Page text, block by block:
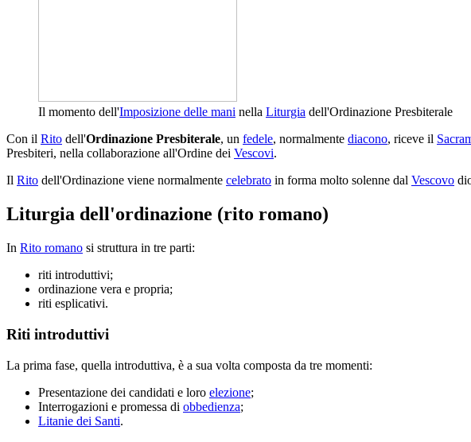
Il momento dell'Imposizione delle mani nella Liturgia dell'Ordinazione Presbiterale
Con il Rito dell'Ordinazione Presbiterale, un fedele, normalmente diacono, riceve il
Presbiteri, nella collaborazione all'Ordine dei Vescovi.
Il Rito dell'Ordinazione viene normalmente celebrato in forma molto solenne dal Vescovo
Liturgia dell'ordinazione (rito romano)
In Rito romano si struttura in tre parti:
riti introduttivi;
ordinazione vera e propria;
riti esplicativi.
Riti introduttivi
La prima fase, quella introduttiva, è a sua volta composta da tre momenti:
Presentazione dei candidati e loro elezione;
Interrogazioni e promessa di obbedienza;
Litanie dei Santi.